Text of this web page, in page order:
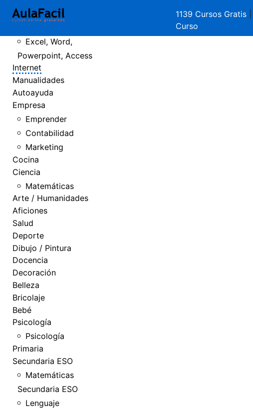
1139 Cursos Gratis
Curso
Crear Páginas
Excel, Word,
Powerpoint, Access
Internet
Manualidades
Autoayuda
Empresa
Emprender
Contabilidad
Marketing
Cocina
Ciencia
Matemáticas
Arte / Humanidades
Aficiones
Salud
Deporte
Dibujo / Pintura
Docencia
Decoración
Belleza
Bricolaje
Bebé
Psicología
Psicología
Primaria
Secundaria ESO
Matemáticas
Secundaria ESO
Lenguaje